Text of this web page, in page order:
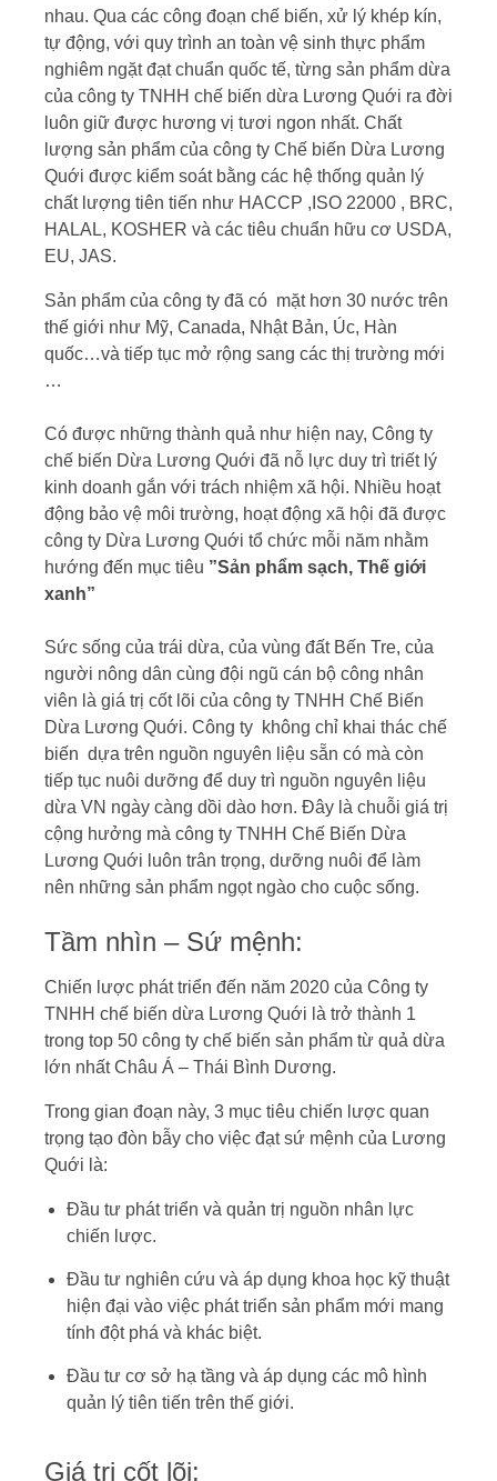
nhau. Qua các công đoạn chế biến, xử lý khép kín,
tự động, với quy trình an toàn vệ sinh thực phẩm
nghiêm ngặt đạt chuẩn quốc tế, từng sản phẩm dừa
của công ty TNHH chế biến dừa Lương Quới ra đời
luôn giữ được hương vị tươi ngon nhất. Chất
lượng sản phẩm của công ty Chế biến Dừa Lương
Quới được kiểm soát bằng các hệ thống quản lý
chất lượng tiên tiến như HACCP ,ISO 22000 , BRC,
HALAL, KOSHER và các tiêu chuẩn hữu cơ USDA,
EU, JAS.
Sản phẩm của công ty đã có mặt hơn 30 nước trên
thế giới như Mỹ, Canada, Nhật Bản, Úc, Hàn
quốc…và tiếp tục mở rộng sang các thị trường mới
…
Có được những thành quả như hiện nay, Công ty
chế biến Dừa Lương Quới đã nỗ lực duy trì triết lý
kinh doanh gắn với trách nhiệm xã hội. Nhiều hoạt
động bảo vệ môi trường, hoạt động xã hội đã được
công ty Dừa Lương Quới tổ chức mỗi năm nhằm
hướng đến mục tiêu ”Sản phẩm sạch, Thế giới
xanh”
Sức sống của trái dừa, của vùng đất Bến Tre, của
người nông dân cùng đội ngũ cán bộ công nhân
viên là giá trị cốt lõi của công ty TNHH Chế Biến
Dừa Lương Quới. Công ty không chỉ khai thác chế
biến dựa trên nguồn nguyên liệu sẵn có mà còn
tiếp tục nuôi dưỡng để duy trì nguồn nguyên liệu
dừa VN ngày càng dồi dào hơn. Đây là chuỗi giá trị
cộng hưởng mà công ty TNHH Chế Biến Dừa
Lương Quới luôn trân trọng, dưỡng nuôi để làm
nên những sản phẩm ngọt ngào cho cuộc sống.
Tầm nhìn – Sứ mệnh:
Chiến lược phát triển đến năm 2020 của Công ty
TNHH chế biến dừa Lương Quới là trở thành 1
trong top 50 công ty chế biến sản phẩm từ quả dừa
lớn nhất Châu Á – Thái Bình Dương.
Trong gian đoạn này, 3 mục tiêu chiến lược quan
trọng tạo đòn bẫy cho việc đạt sứ mệnh của Lương
Quới là:
Đầu tư phát triển và quản trị nguồn nhân lực
chiến lược.
Đầu tư nghiên cứu và áp dụng khoa học kỹ thuật
hiện đại vào việc phát triển sản phẩm mới mang
tính đột phá và khác biệt.
Đầu tư cơ sở hạ tầng và áp dụng các mô hình
quản lý tiên tiến trên thế giới.
Giá trị cốt lõi: